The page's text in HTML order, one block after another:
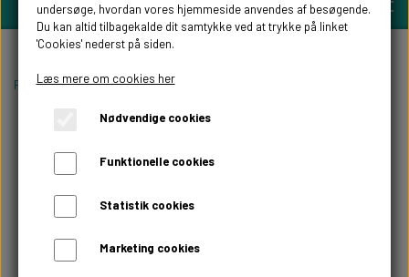
PERSONLIGE GAVER
BRYLLUPS GAVER
DÅBSGAVER/ NAVNGIVNING
SKILTE TIL FESTEN
WILLOW TREE FIGURER
WILLOW TREE BRYLLUPS FIGURER
Forside Personlige gaver navnepuslespil valnød
undersøge, hvordan vores hjemmeside anvendes af besøgende.
Du kan altid tilbagekalde dit samtykke ved at trykke på linket
'Cookies' nederst på siden.
Læs mere om cookies her
Nødvendige cookies
Funktionelle cookies
Statistik cookies
Marketing cookies